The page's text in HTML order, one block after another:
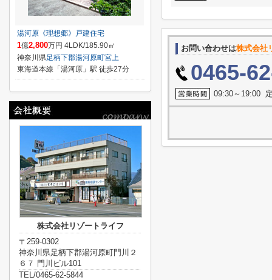
お問い合わせは株式会社
0465-
09:30～19:00
湯河原《理想郷》戸建住宅
1億2,800万円 4LDK/185.90㎡
神奈川県足柄下郡湯河原町宮上
東海道本線「湯河原」駅 徒歩27分
株式会社リゾートライフ
〒259-0302
神奈川県足柄下郡湯河原町門川２
６７ 門川ビル101
TEL/0465-62-5844